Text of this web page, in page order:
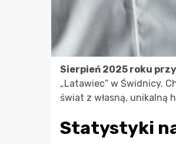
Sierpień 2025 roku
„Latawiec” w Świdnicy.
świat z własną, unikalną
Statystyki